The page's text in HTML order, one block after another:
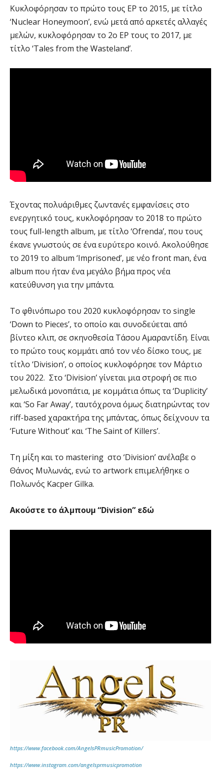
Κυκλοφόρησαν το πρώτο τους EP το 2015, με τίτλο
‘Nuclear Honeymoon’, ενώ μετά από αρκετές αλλαγές
μελών, κυκλοφόρησαν το 2ο EP τους το 2017, με
τίτλο ‘Tales from the Wasteland’.
Έχοντας πολυάριθμες ζωντανές εμφανίσεις στο
ενεργητικό τους, κυκλοφόρησαν το 2018 το πρώτο
τους full-length album, με τίτλο ‘Ofrenda’, που τους
έκανε γνωστούς σε ένα ευρύτερο κοινό. Ακολούθησε
το 2019 το album ‘Imprisoned’, με νέο front man, ένα
album που ήταν ένα μεγάλο βήμα προς νέα
κατεύθυνση για την μπάντα.
Το φθινόπωρο του 2020 κυκλοφόρησαν το single
‘Down to Pieces’, το οποίο και συνοδεύεται από
βίντεο κλιπ, σε σκηνοθεσία Τάσου Αμαραντίδη. Είναι
το πρώτο τους κομμάτι από τον νέο δίσκο τους, με
τίτλο ‘Division’, ο οποίος κυκλοφόρησε τον Μάρτιο
του 2022. Στο ‘Division’ γίνεται μια στροφή σε πιο
μελωδικά μονοπάτια, με κομμάτια όπως τα ‘Duplicity’
και ‘So Far Away’, ταυτόχρονα όμως διατηρώντας τον
riff-based χαρακτήρα της μπάντας, όπως δείχνουν τα
‘Future Without’ και ‘The Saint of Killers’.
Τη μίξη και το mastering στο ‘Division’ ανέλαβε ο
Θάνος Μυλωνάς, ενώ το artwork επιμελήθηκε ο
Πολωνός Kacper Gilka.
Ακούστε το άλμπουμ “Division” εδώ
https://www.facebook.com/AngelsPRmusicPromotion/
https://www.instagram.com/angelsprmusicpromotion